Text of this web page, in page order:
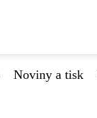
Noviny a tisk